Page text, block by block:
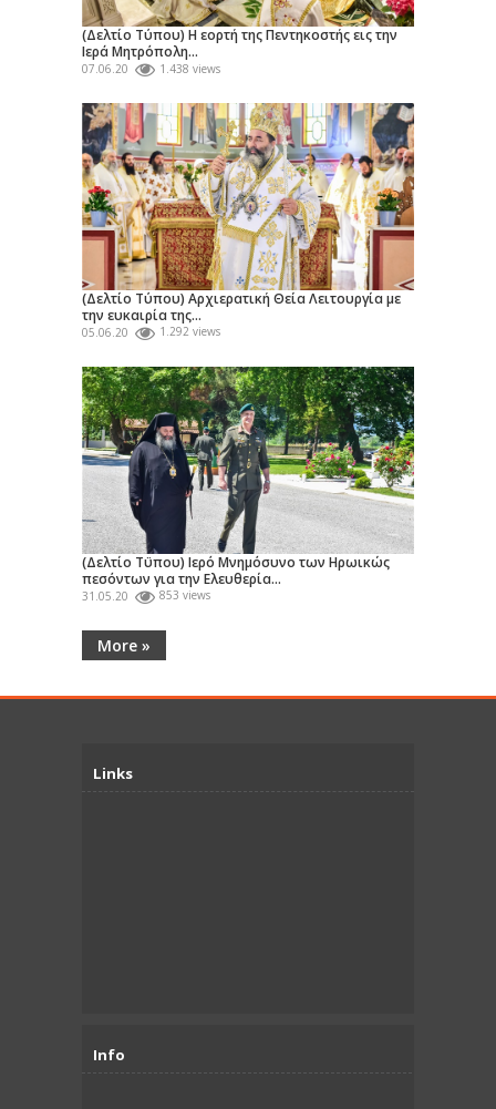
(Δελτίο Τύπου) Η εορτή της Πεντηκοστής εις την
Ιερά Μητρόπολη...
07.06.20 1.438 views
(Δελτίο Τύπου) Αρχιερατική Θεία Λειτουργία με
την ευκαιρία της...
05.06.20 1.292 views
(Δελτίο Τϋπου) Ιερό Μνημόσυνο των Ηρωικώς
πεσόντων για την Ελευθερία...
31.05.20 853 views
More »
Links
Info